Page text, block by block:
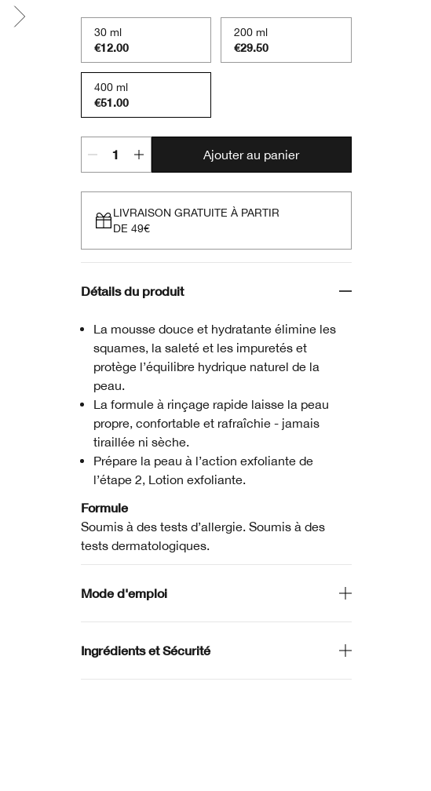
30 ml
€12.00
200 ml
€29.50
400 ml
€51.00
Ajouter au panier
LIVRAISON GRATUITE À PARTIR
DE 49€
Détails du produit
La mousse douce et hydratante élimine les
squames, la saleté et les impuretés et
protège l’équilibre hydrique naturel de la
peau.
La formule à rinçage rapide laisse la peau
propre, confortable et rafraîchie - jamais
tiraillée ni sèche.
Prépare la peau à l’action exfoliante de
l’étape 2, Lotion exfoliante.
Formule
Soumis à des tests d’allergie. Soumis à des
tests dermatologiques.
Mode d'emploi
Ingrédients et Sécurité